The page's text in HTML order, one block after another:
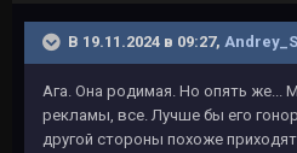
В 19.11.2024 в 09:27,
Ага. Она родимая. Но опять же...
рекламы, все. Лучше бы его
другой стороны похоже